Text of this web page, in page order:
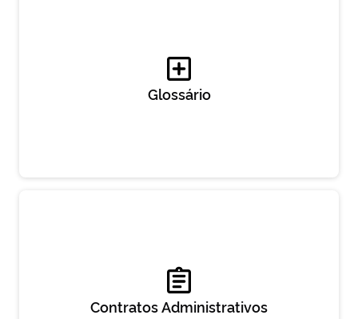
Glossário
Contratos Administrativos